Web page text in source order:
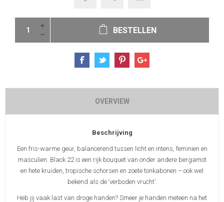
BESTELLEN
OVERVIEW
Beschrijving
Een fris-warme geur, balancerend tussen licht en intens, feminien en
masculien. Black 22 is een rijk bouquet van onder andere bergamot
en hete kruiden, tropische schorsen en zoete tonkabonen – ook wel
bekend als de ‘verboden vrucht’.
Heb jij vaak last van droge handen? Smeer je handen meteen na het